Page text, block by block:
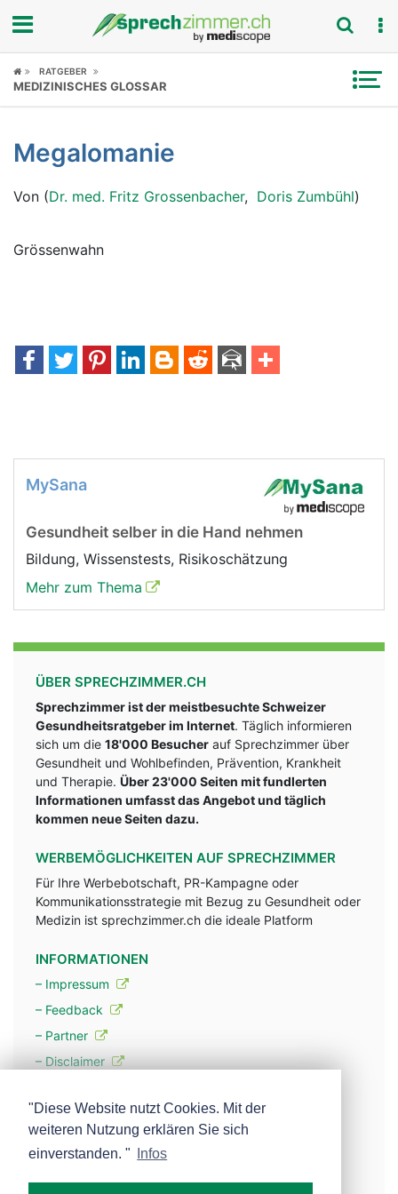
Fokus
Symptome
Untersuchungen
News
RATGEBER
MEDIZINISCHES GLOSSAR
Megalomanie
Von (Dr. med. Fritz Grossenbacher, Doris Zumbühl)
Grössenwahn
MySana
Gesundheit selber in die Hand nehmen
Bildung, Wissenstests, Risikoschätzung
Mehr zum Thema
ÜBER SPRECHZIMMER.CH
Sprechzimmer ist der meistbesuchte Schweizer
Gesundheitsratgeber im Internet. Täglich informieren
sich um die 18'000 Besucher auf Sprechzimmer über
Gesundheit und Wohlbefinden, Prävention, Krankheit
und Therapie. Über 23'000 Seiten mit fundlerten
Informationen umfasst das Angebot und täglich
kommen neue Seiten dazu.
WERBEMÖGLICHKEITEN AUF SPRECHZIMMER
Für Ihre Werbebotschaft, PR-Kampagne oder
Kommunikationsstrategie mit Bezug zu Gesundheit oder
Medizin ist sprechzimmer.ch die ideale Platform
INFORMATIONEN
– Impressum
– Feedback
– Partner
– Disclaimer
– Werbung
– Mehr über unsere Experten
"Diese Website nutzt Cookies. Mit der
weiteren Nutzung erklären Sie sich
einverstanden. "
Infos